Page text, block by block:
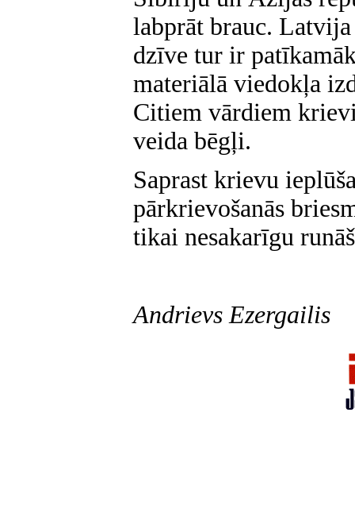
labprāt brauc.
dzīve tur ir
materiālā viedokļa
Citiem vārdiem
veida bēgļi.
Saprast krievu
pārkrievošanās
tikai nesakarīgu
Andrievs Ezergailis